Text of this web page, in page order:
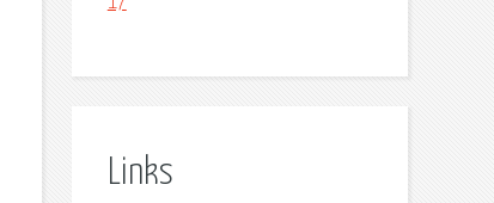
Links